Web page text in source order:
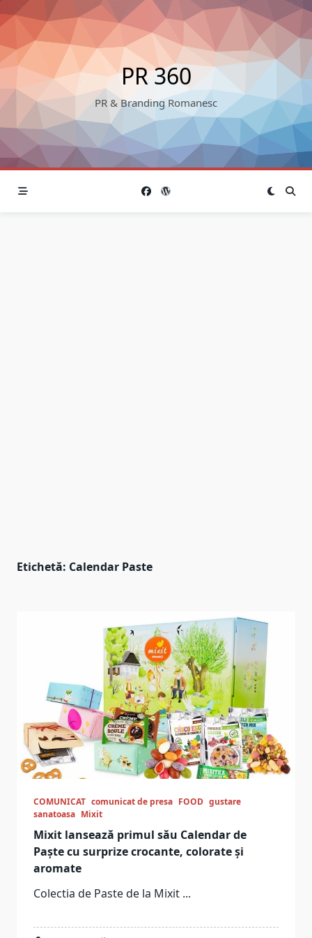
Skip
to
content
PR 360
PR & Branding Romanesc
Etichetă: Calendar Paste
COMUNICAT comunicat de presa FOOD gustare
sanatoasa Mixit
Mixit lansează primul său Calendar de
Paște cu surprize crocante, colorate și
aromate
Colectia de Paste de la Mixit ...